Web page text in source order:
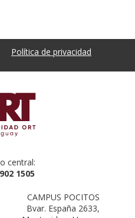
Política de privacidad
central:
1505
CAMPUS POCITOS
Bvar. España 2633,